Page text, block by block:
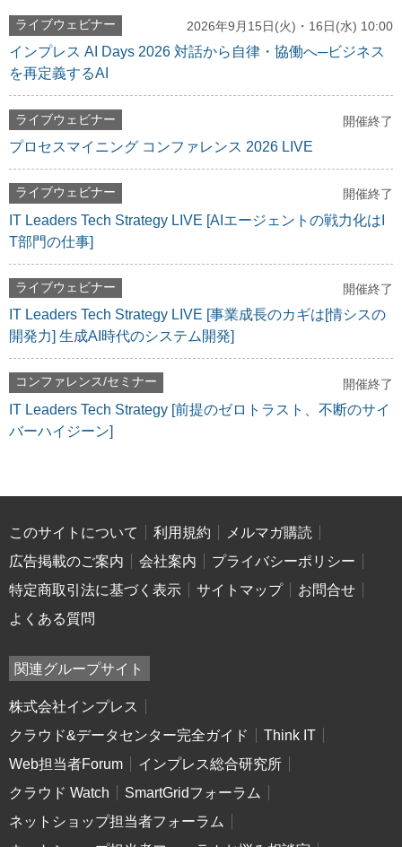
ライブウェビナー 2026年9月15日(火)・16日(水) 10:00
インプレス AI Days 2026 対話から自律・協働へ─ビジネス
を再定義するAI
ライブウェビナー 開催終了
プロセスマイニング コンファレンス 2026 LIVE
ライブウェビナー 開催終了
IT Leaders Tech Strategy LIVE [AIエージェントの戦力化はI
T部門の仕事]
ライブウェビナー 開催終了
IT Leaders Tech Strategy LIVE [事業成長のカギは[情シスの
開発力] 生成AI時代のシステム開発]
コンファレンス/セミナー 開催終了
IT Leaders Tech Strategy [前提のゼロトラスト、不断のサイ
バーハイジーン]
このサイトについて 利用規約
メルマガ購読
広告掲載のご案内
会社案内
プライバシーポリシー
特定商取引法に基づく表示
サイトマップ
お問合せ
よくある質問
関連グループサイト
株式会社インプレス
クラウド&データセンター完全ガイド
Think IT
Web担当者Forum
インプレス総合研究所
クラウド Watch
SmartGridフォーラム
ネットショップ担当者フォーラム